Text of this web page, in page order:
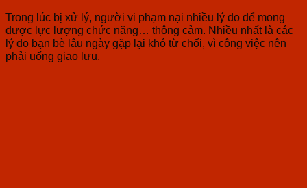
Trong lúc bị xử lý, người vi phạm nại nhiều lý do để mong
được lực lượng chức năng… thông cảm. Nhiều nhất là các
lý do bạn bè lâu ngày gặp lại khó từ chối, vì công việc nên
phải uống giao lưu.